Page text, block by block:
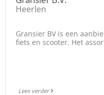
Lees verder
Heerlen
Gransier BV is een
fiets en scooter. Het